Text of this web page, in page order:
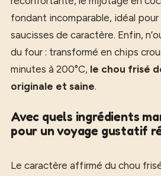
fondant incomparable, idéal
saucisses de caractère. Enfin,
du four : transformé en chips
minutes à 200°C, le chou frisé
originale et saine.
Avec quels ingrédients
pour un voyage gustatif
Le caractère affirmé du chou